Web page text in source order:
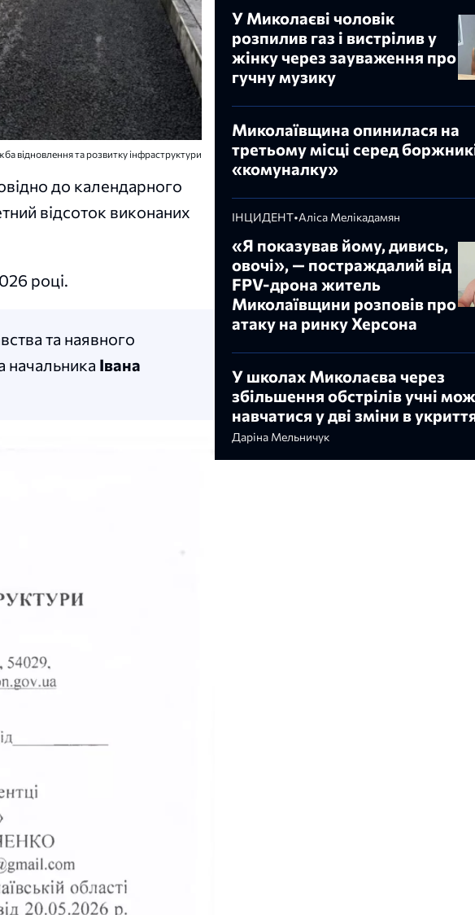
відновлення та розвитку інфраструктури
до календарного
відсоток виконаних
році.
та наявного
начальника Івана
У Миколаєві чоловік
розпилив газ і вистрілив у
жінку через зауваження про
гучну музику
Миколаївщина опинилася на
третьому місці серед
«комуналку»
ІНЦИДЕНТ•Аліса Мелікадамян
«Я показував йому, дивись,
овочі», — постраждалий від
FPV-дрона житель
Миколаївщини розповів про
атаку на ринку Херсона
У школах Миколаєва через
збільшення обстрілів учні
навчатися у дві зміни в
Даріна Мельничук